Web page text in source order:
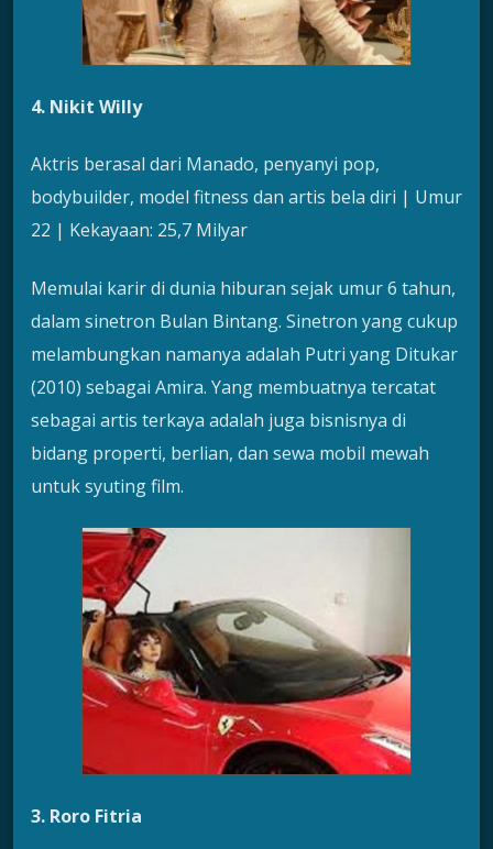
4. Nikit Willy
Aktris berasal dari Manado, penyanyi pop,
bodybuilder, model fitness dan artis bela diri | Umur
22 | Kekayaan: 25,7 Milyar
Memulai karir di dunia hiburan sejak umur 6 tahun,
dalam sinetron Bulan Bintang. Sinetron yang cukup
melambungkan namanya adalah Putri yang Ditukar
(2010) sebagai Amira. Yang membuatnya tercatat
sebagai artis terkaya adalah juga bisnisnya di
bidang properti, berlian, dan sewa mobil mewah
untuk syuting film.
3. Roro Fitria